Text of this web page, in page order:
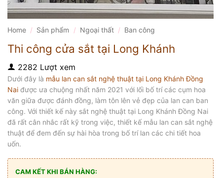
Home / Sản phẩm / Ngoại thất / Ban công
Thi công cửa sắt tại Long Khánh
2282 Lượt xem
Dưới đây là mẫu lan can sắt nghệ thuật tại Long Khánh Đồng
Nai được ưa chuộng nhất năm 2021 với lối bố trí các cụm hoa
văn giữa được đánh đồng, làm tôn lên vẻ đẹp của lan can ban
công. Với thiết kế này sắt nghệ thuật tại Long Khánh Đồng Nai
đã rất cân nhắc rất kỹ trong việc, thiết kế mẫu lan can sắt nghệ
thuật để đem đến sự hài hòa trong bố trí lan các chi tiết hoa
uốn.
CAM KẾT KHI BÁN HÀNG: